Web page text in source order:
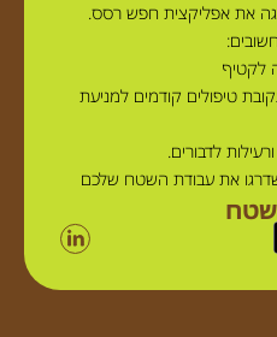
את אפליקצית חפש רסס.
לקטיף
טיפולים קודמים למניעת
לדבורים.
את עבודת השטח שלכם